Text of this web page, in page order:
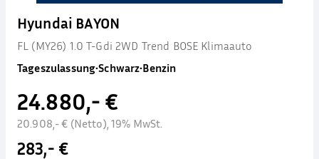
Hyundai BAYON
FL (MY26) 1.0 T-Gdi 2WD Trend BOSE Klimaauto
Tageszulassung•Schwarz•Benzin
24.880,- €
20.908,- € (Netto), 19% MwSt.
283,- €